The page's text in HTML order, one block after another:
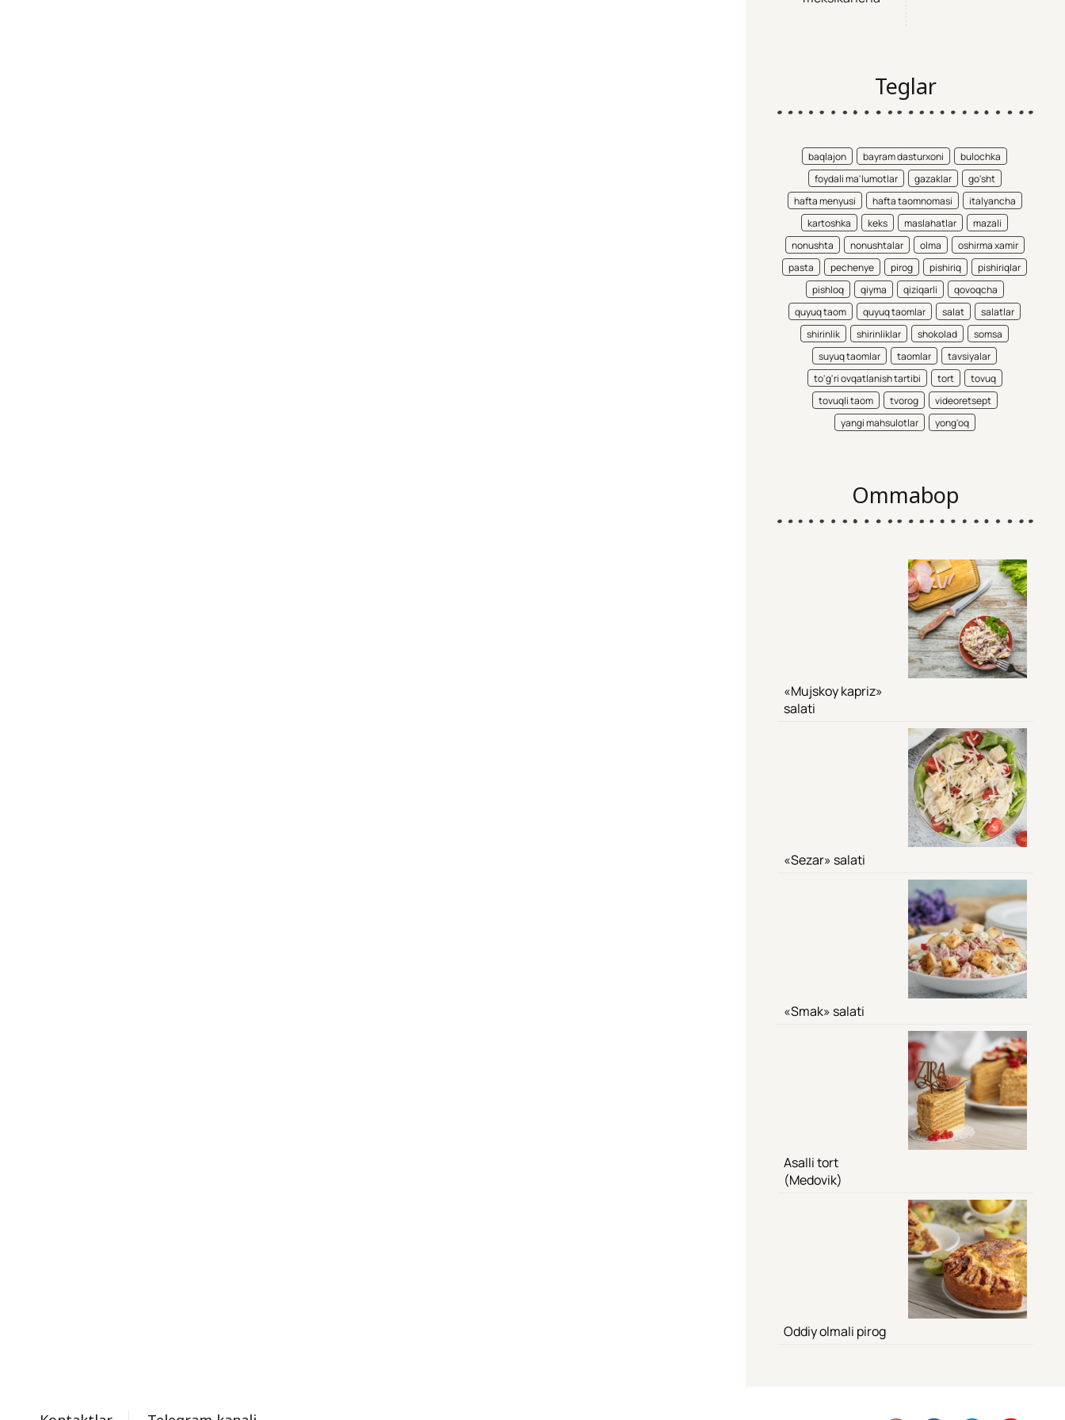
Teglar
baqlajon bayram dasturxoni
bulochka
foydali ma'lumotlar
gazaklar
go'sht
hafta menyusi
hafta taomnomasi
italyancha
kartoshka
keks maslahatlar
mazali
nonushta
nonushtalar olma
oshirma xamir
pasta
pechenye pirog pishiriq
pishiriqlar
pishloq
qiyma qiziqarli
qovoqcha
quyuq taom
quyuq taomlar salat
salatlar
shirinlik
shirinliklar shokolad
somsa
suyuq taomlar
taomlar
tavsiyalar
to'g'ri ovqatlanish tartibi
tort
tovuq
tovuqli taom
tvorog
videoretsept
yangi mahsulotlar
yong'oq
Ommabop
«Mujskoy kapriz»
salati
«Sezar» salati
«Smak» salati
Asalli tort
(Medovik)
Oddiy olmali pirog